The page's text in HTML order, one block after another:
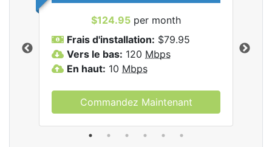
$124.95 per month
Frais d'installation: $79.95
Vers le bas: 120 Mbps
En haut: 10 Mbps
Commandez Maintenant